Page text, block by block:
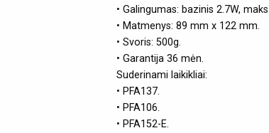
• Galingumas: bazinis 2.7W,
• Matmenys: 89 mm x 122 mm.
• Svoris: 500g.
• Garantija 36 mėn.
Suderinami laikikliai:
• PFA137.
• PFA106.
• PFA152-E.